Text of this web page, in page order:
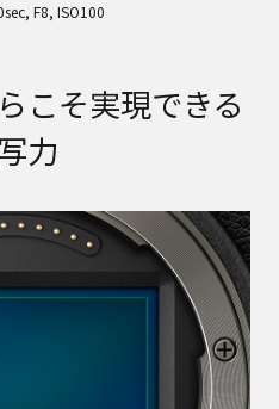
F8, ISO100
こそ実現できる
力